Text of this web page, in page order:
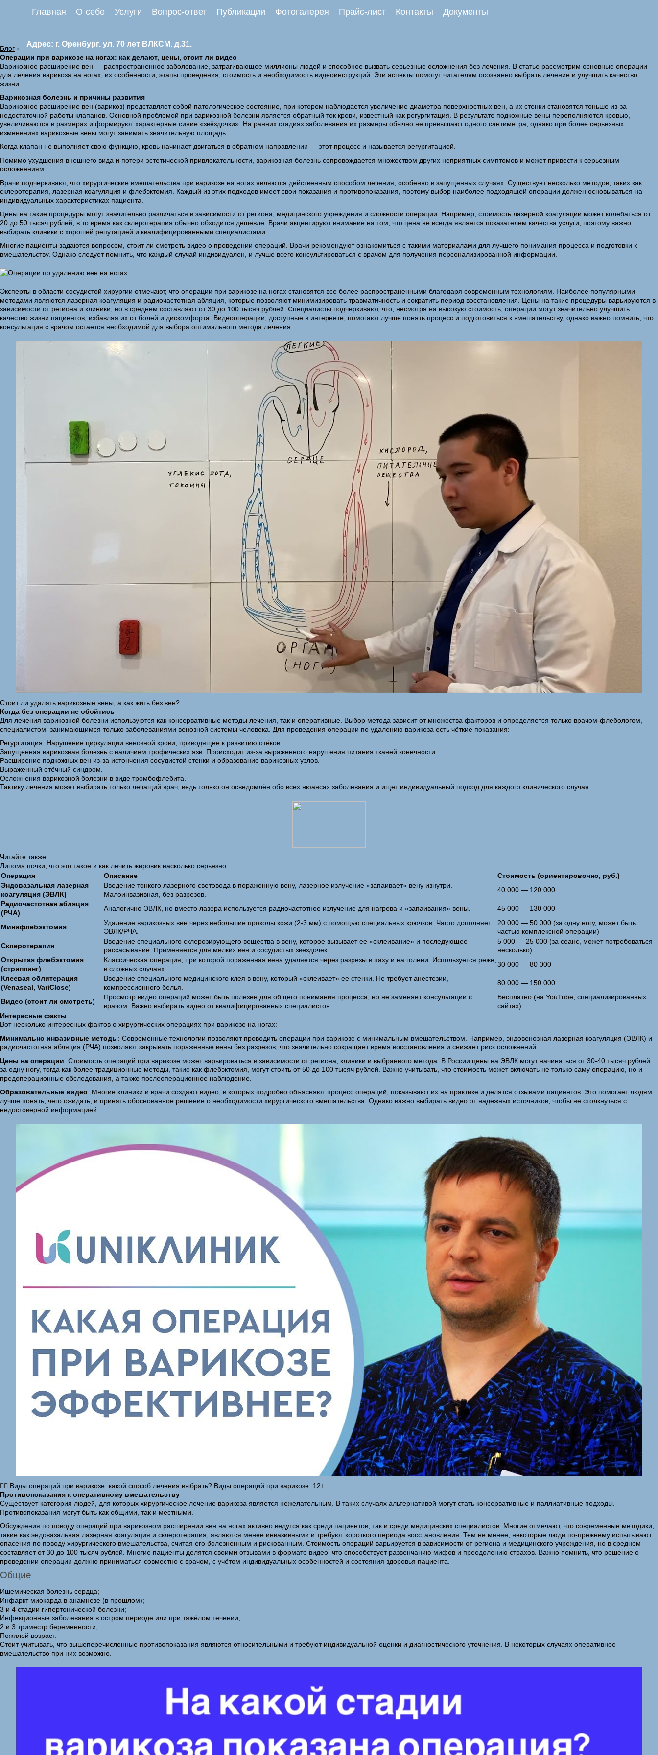
Главная О себе Услуги Вопрос-ответ Публикации Фотогалерея Прайс-лист Контакты Документы
Адрес: г. Оренбург, ул. 70 лет ВЛКСМ, д.31.
Блог ›
Операции при варикозе на ногах: как делают, цены, стоит ли видео
Варикозное расширение вен — распространенное заболевание, затрагивающее миллионы людей и способное вызвать серьезные осложнения без лечения. В статье рассмотрим основные операции
для лечения варикоза на ногах, их особенности, этапы проведения, стоимость и необходимость видеоинструкций. Эти аспекты помогут читателям осознанно выбрать лечение и улучшить качество
жизни.
Варикозная болезнь и причины развития
Варикозное расширение вен (варикоз) представляет собой патологическое состояние, при котором наблюдается увеличение диаметра поверхностных вен, а их стенки становятся тоньше из-за
недостаточной работы клапанов. Основной проблемой при варикозной болезни является обратный ток крови, известный как регургитация. В результате подкожные вены переполняются кровью,
увеличиваются в размерах и формируют характерные синие «звёздочки». На ранних стадиях заболевания их размеры обычно не превышают одного сантиметра, однако при более серьезных
изменениях варикозные вены могут занимать значительную площадь.
Когда клапан не выполняет свою функцию, кровь начинает двигаться в обратном направлении — этот процесс и называется регургитацией.
Помимо ухудшения внешнего вида и потери эстетической привлекательности, варикозная болезнь сопровождается множеством других неприятных симптомов и может привести к серьезным
осложнениям.
Врачи подчеркивают, что хирургические вмешательства при варикозе на ногах являются действенным способом лечения, особенно в запущенных случаях. Существует несколько методов, таких как
склеротерапия, лазерная коагуляция и флебэктомия. Каждый из этих подходов имеет свои показания и противопоказания, поэтому выбор наиболее подходящей операции должен основываться на
индивидуальных характеристиках пациента.
Цены на такие процедуры могут значительно различаться в зависимости от региона, медицинского учреждения и сложности операции. Например, стоимость лазерной коагуляции может колебаться от
20 до 50 тысяч рублей, в то время как склеротерапия обычно обходится дешевле. Врачи акцентируют внимание на том, что цена не всегда является показателем качества услуги, поэтому важно
выбирать клиники с хорошей репутацией и квалифицированными специалистами.
Многие пациенты задаются вопросом, стоит ли смотреть видео о проведении операций. Врачи рекомендуют ознакомиться с такими материалами для лучшего понимания процесса и подготовки к
вмешательству. Однако следует помнить, что каждый случай индивидуален, и лучше всего консультироваться с врачом для получения персонализированной информации.
Эксперты в области сосудистой хирургии отмечают, что операции при варикозе на ногах становятся все более распространенными благодаря современным технологиям. Наиболее популярными
методами являются лазерная коагуляция и радиочастотная абляция, которые позволяют минимизировать травматичность и сократить период восстановления. Цены на такие процедуры варьируются в
зависимости от региона и клиники, но в среднем составляют от 30 до 100 тысяч рублей. Специалисты подчеркивают, что, несмотря на высокую стоимость, операции могут значительно улучшить
качество жизни пациентов, избавляя их от болей и дискомфорта. Видеооперации, доступные в интернете, помогают лучше понять процесс и подготовиться к вмешательству, однако важно помнить, что
консультация с врачом остается необходимой для выбора оптимального метода лечения.
Стоит ли удалять варикозные вены, а как жить без вен?
Когда без операции не обойтись
Для лечения варикозной болезни используются как консервативные методы лечения, так и оперативные. Выбор метода зависит от множества факторов и определяется только врачом-флебологом,
специалистом, занимающимся только заболеваниями венозной системы человека. Для проведения операции по удалению варикоза есть чёткие показания:
Регургитация. Нарушение циркуляции венозной крови, приводящее к развитию отёков.
Запущенная варикозная болезнь с наличием трофических язв. Происходит из-за выраженного нарушения питания тканей конечности.
Расширение подкожных вен из-за истончения сосудистой стенки и образование варикозных узлов.
Выраженный отёчный синдром.
Осложнения варикозной болезни в виде тромбофлебита.
Тактику лечения может выбирать только лечащий врач, ведь только он осведомлён обо всех нюансах заболевания и ищет индивидуальный подход для каждого клинического случая.
Читайте также:
Липома почки, что это такое и как лечить жировик насколько серьезно
Операция
Описание
Стоимость (ориентировочно, руб.)
Эндовазальная лазерная
коагуляция (ЭВЛК)
Введение тонкого лазерного световода в пораженную вену, лазерное излучение «запаивает» вену изнутри.
Малоинвазивная, без разрезов.
40 000 — 120 000
Радиочастотная абляция
(РЧА)
Аналогично ЭВЛК, но вместо лазера используется радиочастотное излучение для нагрева и «запаивания» вены. 45 000 — 130 000
Минифлебэктомия
Удаление варикозных вен через небольшие проколы кожи (2-3 мм) с помощью специальных крючков. Часто дополняет
ЭВЛК/РЧА.
20 000 — 50 000 (за одну ногу, может быть
частью комплексной операции)
Склеротерапия
Введение специального склерозирующего вещества в вену, которое вызывает ее «склеивание» и последующее
рассасывание. Применяется для мелких вен и сосудистых звездочек.
5 000 — 25 000 (за сеанс, может потребоваться
несколько)
Открытая флебэктомия
(стриппинг)
Классическая операция, при которой пораженная вена удаляется через разрезы в паху и на голени. Используется реже,
в сложных случаях.
30 000 — 80 000
Клеевая облитерация
(Venaseal, VariClose)
Введение специального медицинского клея в вену, который «склеивает» ее стенки. Не требует анестезии,
компрессионного белья.
80 000 — 150 000
Видео (стоит ли смотреть)
Просмотр видео операций может быть полезен для общего понимания процесса, но не заменяет консультации с
врачом. Важно выбирать видео от квалифицированных специалистов.
Бесплатно (на YouTube, специализированных
сайтах)
Интересные факты
Вот несколько интересных фактов о хирургических операциях при варикозе на ногах:
Минимально инвазивные методы: Современные технологии позволяют проводить операции при варикозе с минимальным вмешательством. Например, эндовенозная лазерная коагуляция (ЭВЛК) и
радиочастотная абляция (РЧА) позволяют закрывать пораженные вены без разрезов, что значительно сокращает время восстановления и снижает риск осложнений.
Цены на операции: Стоимость операций при варикозе может варьироваться в зависимости от региона, клиники и выбранного метода. В России цены на ЭВЛК могут начинаться от 30-40 тысяч рублей
за одну ногу, тогда как более традиционные методы, такие как флебэктомия, могут стоить от 50 до 100 тысяч рублей. Важно учитывать, что стоимость может включать не только саму операцию, но и
предоперационные обследования, а также послеоперационное наблюдение.
Образовательные видео: Многие клиники и врачи создают видео, в которых подробно объясняют процесс операций, показывают их на практике и делятся отзывами пациентов. Это помогает людям
лучше понять, чего ожидать, и принять обоснованное решение о необходимости хирургического вмешательства. Однако важно выбирать видео от надежных источников, чтобы не столкнуться с
недостоверной информацией.
💁‍♂️ Виды операций при варикозе: какой способ лечения выбрать? Виды операций при варикозе. 12+
Противопоказания к оперативному вмешательству
Существует категория людей, для которых хирургическое лечение варикоза является нежелательным. В таких случаях альтернативой могут стать консервативные и паллиативные подходы.
Противопоказания могут быть как общими, так и местными.
Обсуждения по поводу операций при варикозном расширении вен на ногах активно ведутся как среди пациентов, так и среди медицинских специалистов. Многие отмечают, что современные методики,
такие как эндовазальная лазерная коагуляция и склеротерапия, являются менее инвазивными и требуют короткого периода восстановления. Тем не менее, некоторые люди по-прежнему испытывают
опасения по поводу хирургического вмешательства, считая его болезненным и рискованным. Стоимость операций варьируется в зависимости от региона и медицинского учреждения, но в среднем
составляет от 30 до 100 тысяч рублей. Многие пациенты делятся своими отзывами в формате видео, что способствует развенчанию мифов и преодолению страхов. Важно помнить, что решение о
проведении операции должно приниматься совместно с врачом, с учётом индивидуальных особенностей и состояния здоровья пациента.
Общие
Ишемическая болезнь сердца;
Инфаркт миокарда в анамнезе (в прошлом);
3 и 4 стадии гипертонической болезни;
Инфекционные заболевания в остром периоде или при тяжёлом течении;
2 и 3 триместр беременности;
Пожилой возраст.
Стоит учитывать, что вышеперечисленные противопоказания являются относительными и требуют индивидуальной оценки и диагностического уточнения. В некоторых случаях оперативное
вмешательство при них возможно.